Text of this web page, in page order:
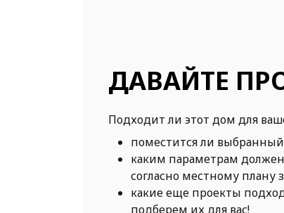
ДАВАЙТЕ
Подходит ли этот дом для
поместится ли
каким параметрам
согласно местному плану
какие еще проекты
подберем их для вас!